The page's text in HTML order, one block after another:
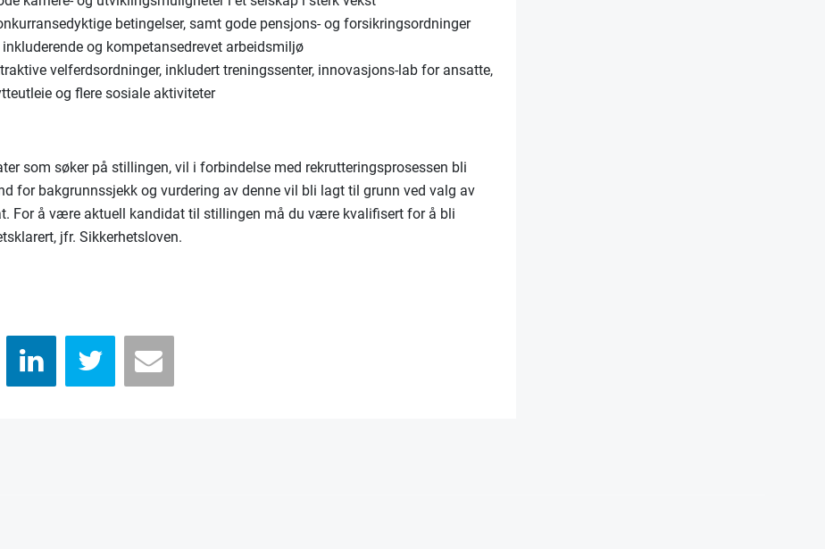
betingelser, samt gode pensjons- og forsikringsordninger
inkluderende og kompetansedrevet arbeidsmiljø
velferdsordninger, inkludert treningssenter, innovasjons-lab for ansatte,
og flere sosiale aktiviteter
som søker på stillingen, vil i forbindelse med rekrutteringsprosessen bli
for bakgrunnssjekk og vurdering av denne vil bli lagt til grunn ved valg av
For å være aktuell kandidat til stillingen må du være kvalifisert for å bli
jfr. Sikkerhetsloven.